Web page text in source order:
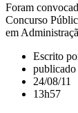
Foram
Concurso
em
Escrito
publicado
24/08/11
13h57